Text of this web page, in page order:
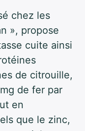
chez les
», propose
cuite ainsi
de citrouille,
de fer par
en
que le zinc,